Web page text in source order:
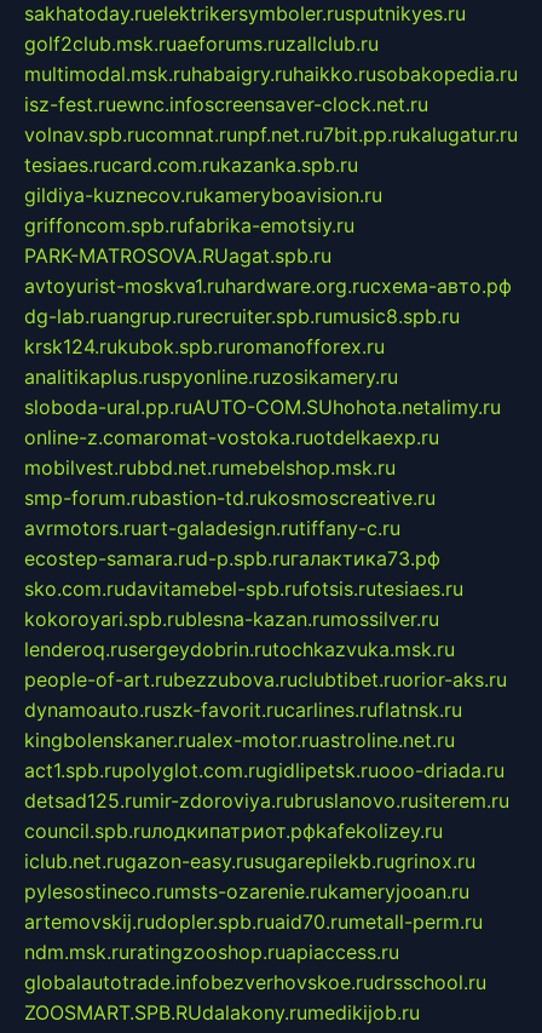
sakhatoday.ruelektrikersymboler.rusputnikyes.ru
golf2club.msk.ruaeforums.ruzallclub.ru
multimodal.msk.ruhabaigry.ruhaikko.rusobakopedia.ru
isz-fest.ruewnc.infoscreensaver-clock.net.ru
volnav.spb.rucomnat.runpf.net.ru7bit.pp.rukalugatur.ru
tesiaes.rucard.com.rukazanka.spb.ru
gildiya-kuznecov.rukameryboavision.ru
griffoncom.spb.rufabrika-emotsiy.ru
PARK-MATROSOVA.RUagat.spb.ru
avtoyurist-moskva1.ruhardware.org.ruсхема-авто.рф
dg-lab.ruangrup.rurecruiter.spb.rumusic8.spb.ru
krsk124.rukubok.spb.ruromanofforex.ru
analitikaplus.ruspyonline.ruzosikamery.ru
sloboda-ural.pp.ruAUTO-COM.SUhohota.netalimy.ru
online-z.comaromat-vostoka.ruotdelkaexp.ru
mobilvest.rubbd.net.rumebelshop.msk.ru
smp-forum.rubastion-td.rukosmoscreative.ru
avrmotors.ruart-galadesign.rutiffany-c.ru
ecostep-samara.rud-p.spb.ruгалактика73.рф
sko.com.rudavitamebel-spb.rufotsis.rutesiaes.ru
kokoroyari.spb.rublesna-kazan.rumossilver.ru
lenderoq.rusergeydobrin.rutochkazvuka.msk.ru
people-of-art.rubezzubova.ruclubtibet.ruorior-aks.ru
dynamoauto.ruszk-favorit.rucarlines.ruflatnsk.ru
kingbolenskaner.rualex-motor.ruastroline.net.ru
act1.spb.rupolyglot.com.rugidlipetsk.ruooo-driada.ru
detsad125.rumir-zdoroviya.rubruslanovo.rusiterem.ru
council.spb.ruлодкипатриот.рфkafekolizey.ru
iclub.net.rugazon-easy.rusugarepilekb.rugrinox.ru
pylesostineco.rumsts-ozarenie.rukameryjooan.ru
artemovskij.rudopler.spb.ruaid70.rumetall-perm.ru
ndm.msk.ruratingzooshop.ruapiaccess.ru
globalautotrade.infobezverhovskoe.rudrsschool.ru
ZOOSMART.SPB.RUdalakony.rumedikijob.ru